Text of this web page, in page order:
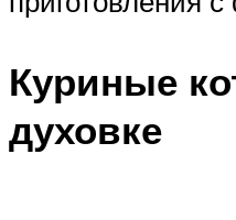
Куриные
духовке